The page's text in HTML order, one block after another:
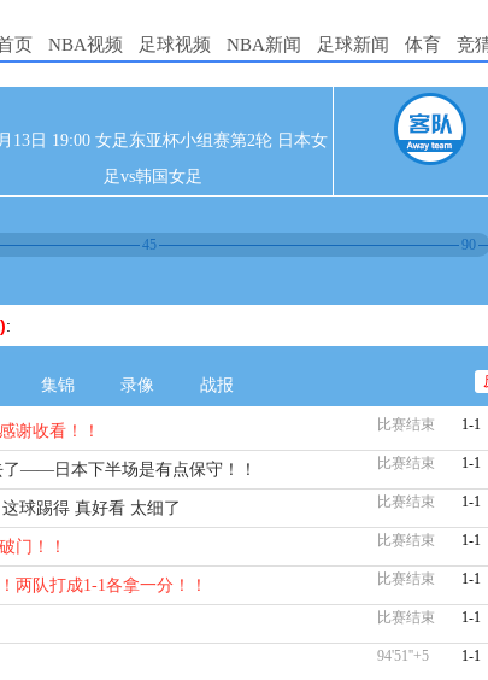
页 NBA视频 足球视频 NBA新闻 足球新闻 体育 竞
13日 19:00 女足东亚杯小组赛第2轮 日本女
足vs韩国女足
45 90
:
集锦 录像 战报
谢收看！！ 比赛结束 1-1
了——日本下半场是有点保守！！ 比赛结束 1-1
球踢得 真好看 太细了 比赛结束 1-1
门！！ 比赛结束 1-1
两队打成1-1各拿一分！！ 比赛结束 1-1
比赛结束 1-1
94'51''+5 1-1